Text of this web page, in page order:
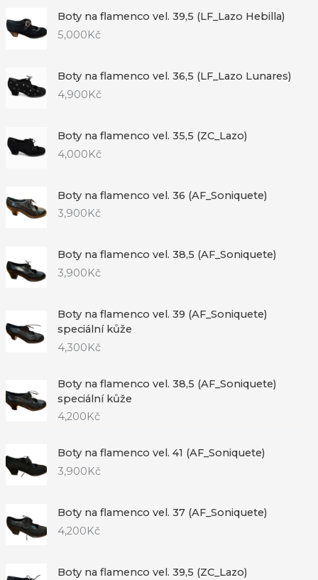
Boty na flamenco vel. 39,5 (LF_Lazo Hebilla)
5,000Kč
Boty na flamenco vel. 36,5 (LF_Lazo Lunares)
4,900Kč
Boty na flamenco vel. 35,5 (ZC_Lazo)
4,000Kč
Boty na flamenco vel. 36 (AF_Soniquete)
3,900 Kč
Boty na flamenco vel. 38,5 (AF_Soniquete)
3,900Kč
Boty na flamenco vel. 39 (AF_Soniquete)
speciální kůže
4,300Kč
Boty na flamenco vel. 38,5 (AF_Soniquete)
speciální kůže
4,200 Kč
Boty na flamenco vel. 41 (AF_Soniquete)
3,900Kč
Boty na flamenco vel. 37 (AF_Soniquete)
4,200Kč
Boty na flamenco vel. 39,5 (ZC_Lazo)